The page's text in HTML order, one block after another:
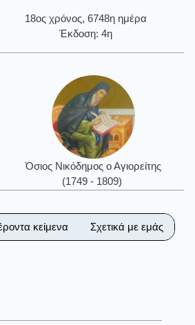
18ος χρόνος, 6748η ημέρα
Έκδοση: 4η
Όσιος Νικόδημος ο Αγιορείτης
(1749 - 1809)
κείμενα Σχετικά με εμάς